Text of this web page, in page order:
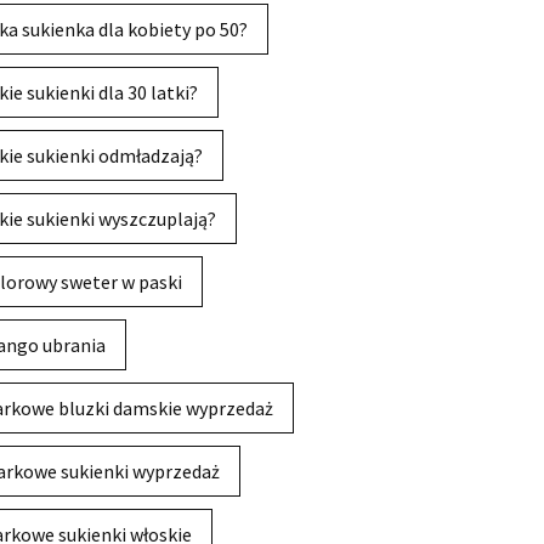
sukienka dla kobiety po 50?
sukienki dla 30 latki?
sukienki odmładzają?
sukienki wyszczuplają?
sweter w paski
ubrania
bluzki damskie wyprzedaż
sukienki wyprzedaż
sukienki włoskie